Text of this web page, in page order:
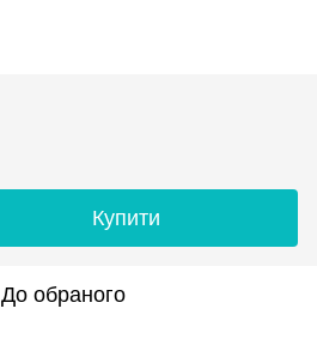
Купити
До обраного